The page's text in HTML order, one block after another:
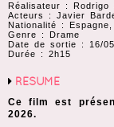
Réalisateur : Rodrigo
Acteurs : Javier
Nationalité :
Genre : Drame
Date de sortie : 16/
Durée : 2h15
RÉSUMÉ
Ce film est
2026.